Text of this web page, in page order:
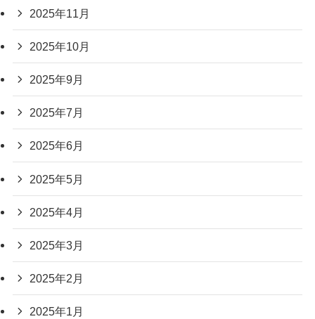
2025年11月
2025年10月
2025年9月
2025年7月
2025年6月
2025年5月
2025年4月
2025年3月
2025年2月
2025年1月